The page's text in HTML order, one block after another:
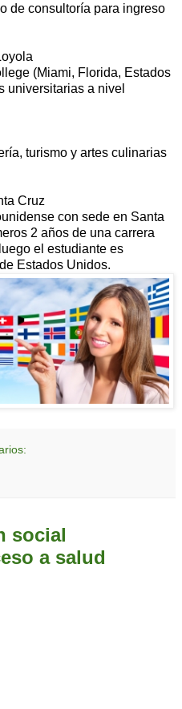
de consultoría para ingreso
(Miami, Florida, Estados
universitarias a nivel
turismo y artes culinarias
Cruz
con sede en Santa
2 años de una carrera
el estudiante es
Estados Unidos.
social
a salud